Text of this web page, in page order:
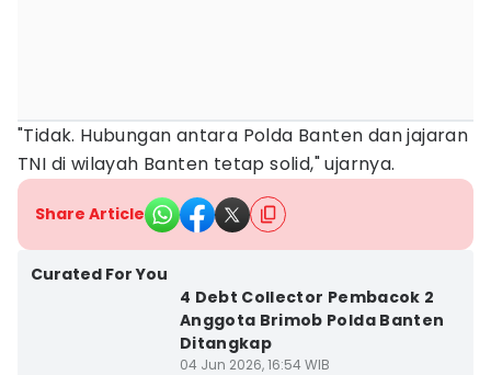
"Tidak. Hubungan antara Polda Banten dan jajaran
TNI di wilayah Banten tetap solid," ujarnya.
Share Article
Curated For You
4 Debt Collector Pembacok 2
Anggota Brimob Polda Banten
Ditangkap
04 Jun 2026, 16:54 WIB